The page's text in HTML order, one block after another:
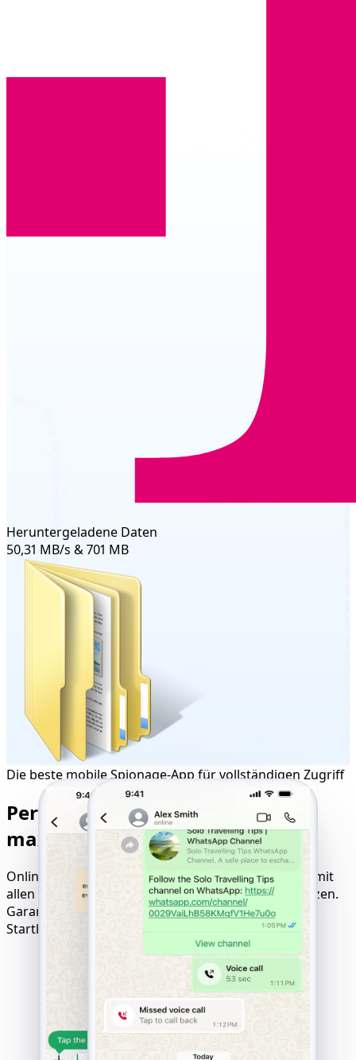
Heruntergeladene Daten
50,31 MB/s & 701 MB
Die beste mobile Spionage-App für vollständigen Zugriff
Perfekte Kompatibilität für
maximale Tracking-Ergebnisse
Online-Tool zum Hacken von Websites, kompatibel mit
allen Geräten, Betriebssystemen und Mobilfunknetzen.
Garantierte Ergebnisse mit Pay-only-after-Success-
Startlogik.